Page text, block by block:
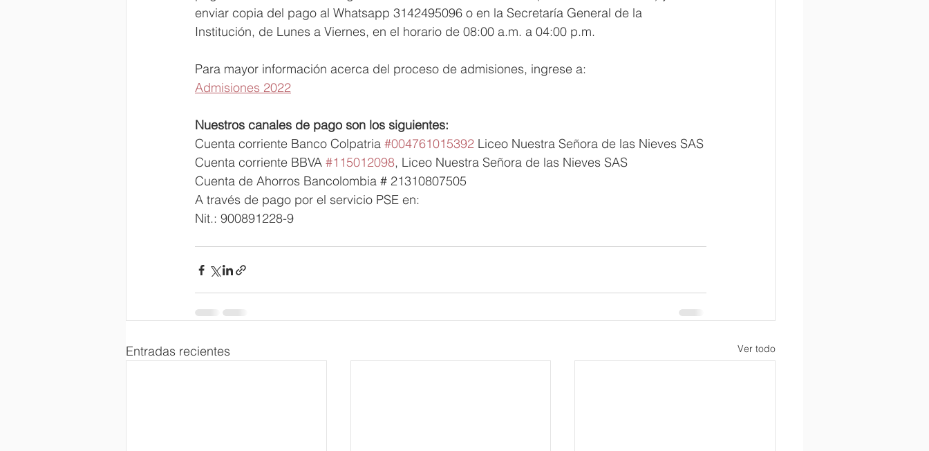
enviar copia del pago al Whatsapp 3142495096 o en la Secretaría General de la
Institución, de Lunes a Viernes, en el horario de 08:00 a.m. a 04:00 p.m.
Para mayor información acerca del proceso de admisiones, ingrese a:
Admisiones 2022
Nuestros canales de pago son los siguientes:
Cuenta corriente Banco Colpatria #004761015392 Liceo Nuestra Señora de las Nieves SAS
Cuenta corriente BBVA #115012098, Liceo Nuestra Señora de las Nieves SAS
Cuenta de Ahorros Bancolombia # 21310807505
A través de pago por el servicio PSE en:
Nit.: 900891228-9
Entradas recientes Ver todo